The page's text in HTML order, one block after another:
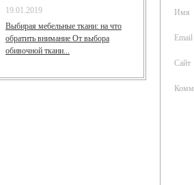
19.01.2019
Выбирая мебельные ткани: на что
обратить внимание От выбора
обивочной ткани...
Имя
Email
Сайт